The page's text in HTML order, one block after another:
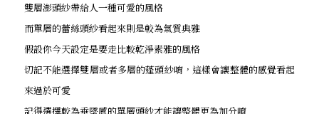
雙層澎頭紗帶給人一種可愛的風格
而單層的蕾絲頭紗看起來則是較為氣質典雅
假設你今天設定是要走比較乾淨素雅的風格
切記不能選擇雙層或者多層的蓬頭紗唷，這樣會讓整體的感覺看起
來過於可愛
記得選擇較為垂墜感的單層頭紗才能讓整體更為加分唷